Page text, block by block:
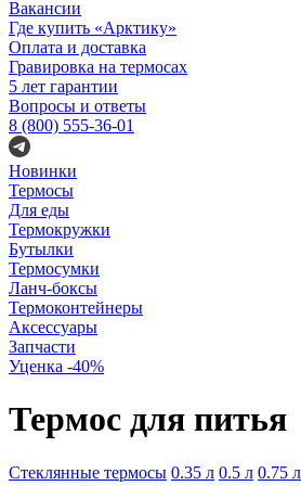
Вакансии
Где купить «Арктику»
Оплата и доставка
Гравировка на термосах
5 лет гарантии
Вопросы и ответы
8 (800) 555-36-01
Новинки
Термосы
Для еды
Термокружки
Бутылки
Термосумки
Ланч-боксы
Термоконтейнеры
Аксессуары
Запчасти
Уценка -40%
Термос для питья
Стеклянные термосы 0.35 л 0.5 л 0.75 л